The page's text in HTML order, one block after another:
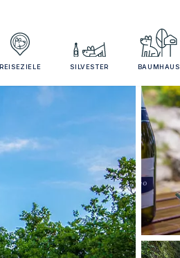
REISEZIELE SILVESTER BAUMHAUS